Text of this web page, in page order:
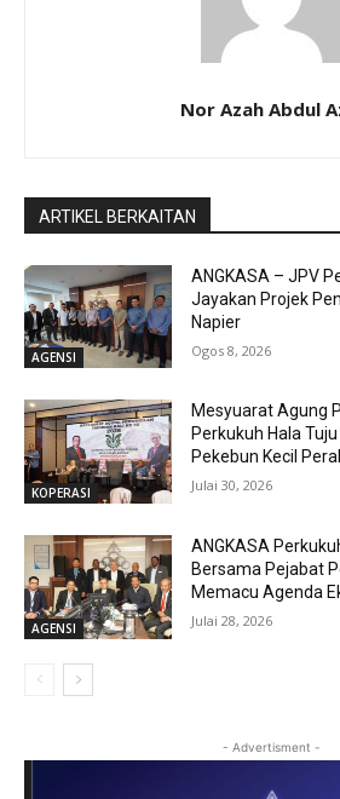
Nor Azah Abdul
ARTIKEL BERKAITAN
AGENSI
ANGKASA – JPV
Jayakan Projek
Napier
Ogos 8, 2026
KOPERASI
Mesyuarat Agung
Perkukuh Hala
Pekebun Kecil
Julai 30, 2026
AGENSI
ANGKASA
Bersama Pejabat
Memacu Agenda
Julai 28, 2026
- Advertisment -